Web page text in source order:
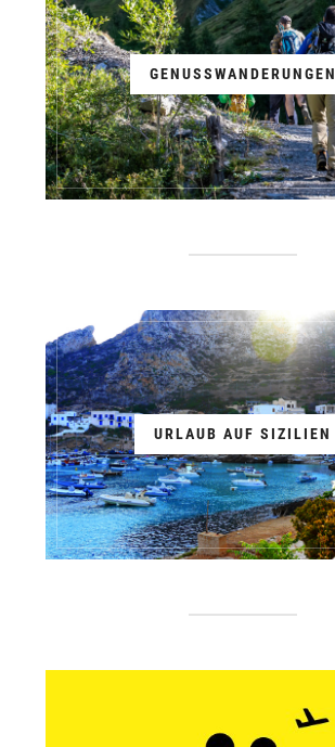
GENUSSWANDERUNGEN
URLAUB AUF SIZILIEN